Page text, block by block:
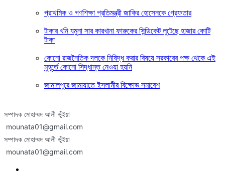
প্রাথমিক ও গণশিক্ষা প্রতিমন্ত্রী জাকির হোসেনকে গ্রেফতার
টাকার খনি যমুনা সার কারখানা ফারুকের সিন্ডিকেট লুটেছে হাজার কোটি
টাকা
কোনো রাজনৈতিক দলকে নিষিদ্ধ করার বিষয়ে সরকারের পক্ষ থেকে এই
মুহূর্তে কোনো সিদ্ধান্ত নেওয়া হয়নি
জামালপুরে জামায়াতে ইসলামীর বিক্ষোভ সমাবেশ
সম্পাদক মোহাম্মদ আলী ভূঁইয়া
mounata01@gmail.com
সম্পাদক মোহাম্মদ আলী ভূঁইয়া
mounata01@gmail.com